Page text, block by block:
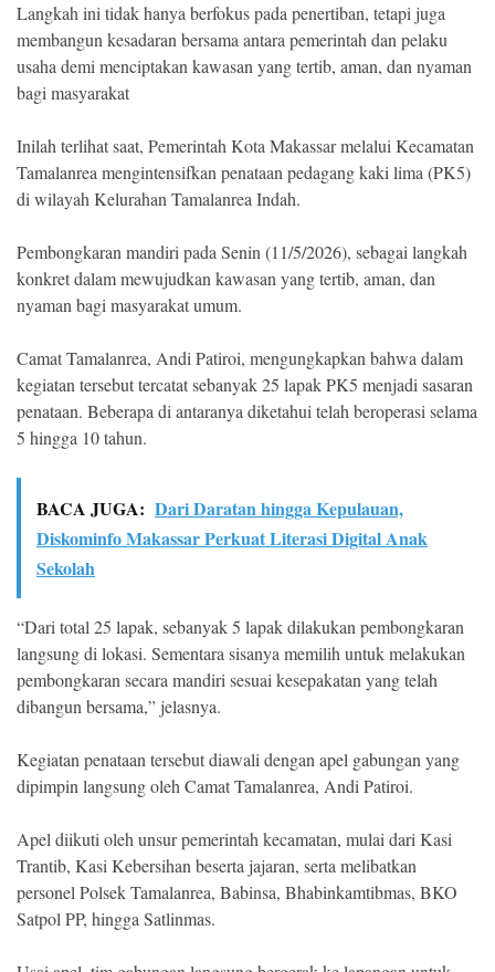
©
2026
All
Reserved
Langkah ini tidak hanya berfokus pada penertiban, tetapi juga
membangun kesadaran bersama antara pemerintah dan pelaku
usaha demi menciptakan kawasan yang tertib, aman, dan nyaman
bagi masyarakat
Inilah terlihat saat, Pemerintah Kota Makassar melalui Kecamatan
Tamalanrea mengintensifkan penataan pedagang kaki lima (PK5)
di wilayah Kelurahan Tamalanrea Indah.
Pembongkaran mandiri pada Senin (11/5/2026), sebagai langkah
konkret dalam mewujudkan kawasan yang tertib, aman, dan
nyaman bagi masyarakat umum.
Camat Tamalanrea, Andi Patiroi, mengungkapkan bahwa dalam
kegiatan tersebut tercatat sebanyak 25 lapak PK5 menjadi sasaran
penataan. Beberapa di antaranya diketahui telah beroperasi selama
5 hingga 10 tahun.
BACA JUGA: Dari Daratan hingga Kepulauan,
Diskominfo Makassar Perkuat Literasi Digital Anak
Sekolah
“Dari total 25 lapak, sebanyak 5 lapak dilakukan pembongkaran
langsung di lokasi. Sementara sisanya memilih untuk melakukan
pembongkaran secara mandiri sesuai kesepakatan yang telah
dibangun bersama,” jelasnya.
Kegiatan penataan tersebut diawali dengan apel gabungan yang
dipimpin langsung oleh Camat Tamalanrea, Andi Patiroi.
Apel diikuti oleh unsur pemerintah kecamatan, mulai dari Kasi
Trantib, Kasi Kebersihan beserta jajaran, serta melibatkan
personel Polsek Tamalanrea, Babinsa, Bhabinkamtibmas, BKO
Satpol PP, hingga Satlinmas.